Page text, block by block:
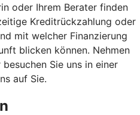
oder Ihrem Berater finden
Kreditrückzahlung oder
mit welcher Finanzierung
blicken können. Nehmen
Sie uns in einer
auf Sie.